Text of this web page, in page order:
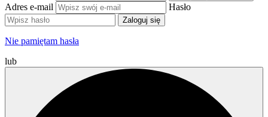
Adres e-mail Hasło
Zaloguj się
Nie pamiętam hasła
lub